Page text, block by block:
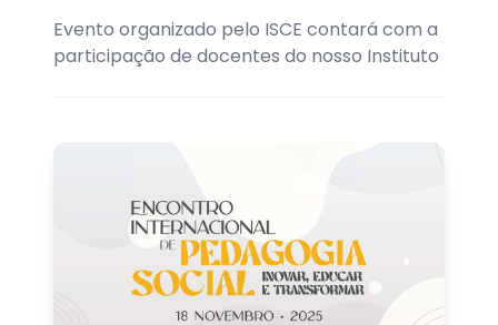
Evento organizado pelo ISCE contará com a
participação de docentes do nosso Instituto